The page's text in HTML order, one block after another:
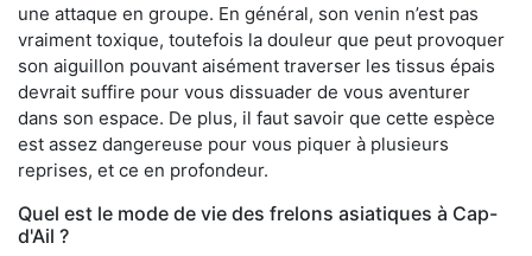
une attaque en groupe. En général, son venin n’est pas
vraiment toxique, toutefois la douleur que peut provoquer
son aiguillon pouvant aisément traverser les tissus épais
devrait suffire pour vous dissuader de vous aventurer
dans son espace. De plus, il faut savoir que cette espèce
est assez dangereuse pour vous piquer à plusieurs
reprises, et ce en profondeur.
Quel est le mode de vie des frelons asiatiques à Cap-
d'Ail ?